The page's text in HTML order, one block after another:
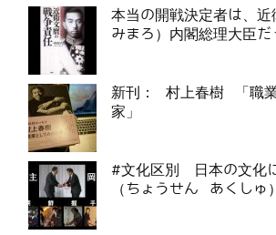
本当の開戦決定者は、
みまろ）内閣総理大臣だ
新刊： 村上春樹 「職
家」
#文化区別 日本の文化
（ちょうせん あくしゅ